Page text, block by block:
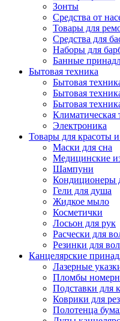
Зонты
Средства от
Товары для
Средства для
Наборы для
Банные
Бытовая техника
Бытовая
Бытовая
Бытовая
Климатическая
Электроника
Товары для красоты и
Маски для сна
Медицинские
Шампуни
Кондиционеры
Гели для душа
Жидкое мыло
Косметички
Лосьон для рук
Расчески для
Резинки для
Канцелярские
Лазерные
Пломбы
Подставки для
Коврики для
Полотенца